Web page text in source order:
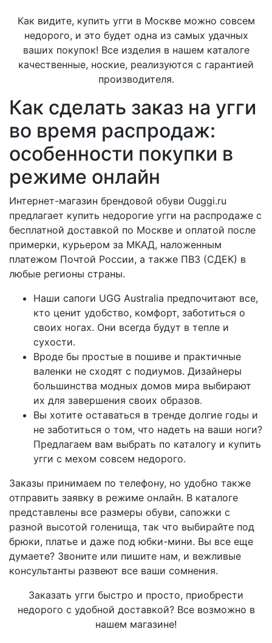
Как видите, купить угги в Москве можно совсем
недорого, и это будет одна из самых удачных
ваших покупок! Все изделия в нашем каталоге
качественные, ноские, реализуются с гарантией
производителя.
Как сделать заказ на угги
во время распродаж:
особенности покупки в
режиме онлайн
Интернет-магазин брендовой обуви Ouggi.ru
предлагает купить недорогие угги на распродаже с
бесплатной доставкой по Москве и оплатой после
примерки, курьером за МКАД, наложенным
платежом Почтой России, а также ПВЗ (СДЕК) в
любые регионы страны.
Наши сапоги UGG Australia предпочитают все,
кто ценит удобство, комфорт, заботиться о
своих ногах. Они всегда будут в тепле и
сухости.
Вроде бы простые в пошиве и практичные
валенки не сходят с подиумов. Дизайнеры
большинства модных домов мира выбирают
их для завершения своих образов.
Вы хотите оставаться в тренде долгие годы и
не заботиться о том, что надеть на ваши ноги?
Предлагаем вам выбрать по каталогу и купить
угги с мехом совсем недорого.
Заказы принимаем по телефону, но удобно также
отправить заявку в режиме онлайн. В каталоге
представлены все размеры обуви, сапожки с
разной высотой голенища, так что выбирайте под
брюки, платье и даже под юбки-мини. Вы все еще
думаете? Звоните или пишите нам, и вежливые
консультанты развеют все ваши сомнения.
Заказать угги быстро и просто, приобрести
недорого с удобной доставкой? Все возможно в
нашем магазине!